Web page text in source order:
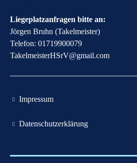
Liegeplatzanfragen bitte an:
Jörgen Bruhn (Takelmeister)
Telefon: 01719900079
​TakelmeisterHSrV@gmail.com​
​Impressum
​Datenschutzerklärung